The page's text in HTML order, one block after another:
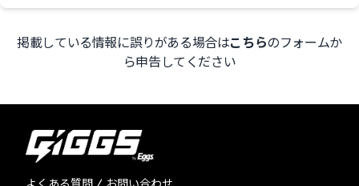
掲載している情報に誤りがある場合はこちらのフォームか
ら申告してください